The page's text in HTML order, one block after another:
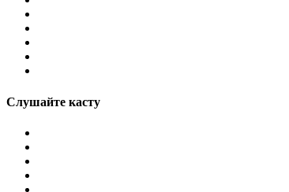
Слушайте касту